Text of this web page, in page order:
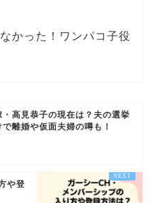
かった！ワンパコ子役
・高見恭子の現在は？夫の選挙
離婚や仮面夫婦の噂も！
や登